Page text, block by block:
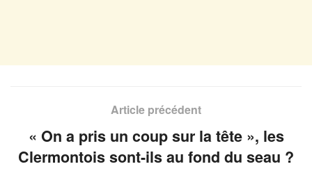
Article précédent
« On a pris un coup sur la tête », les
Clermontois sont-ils au fond du seau ?